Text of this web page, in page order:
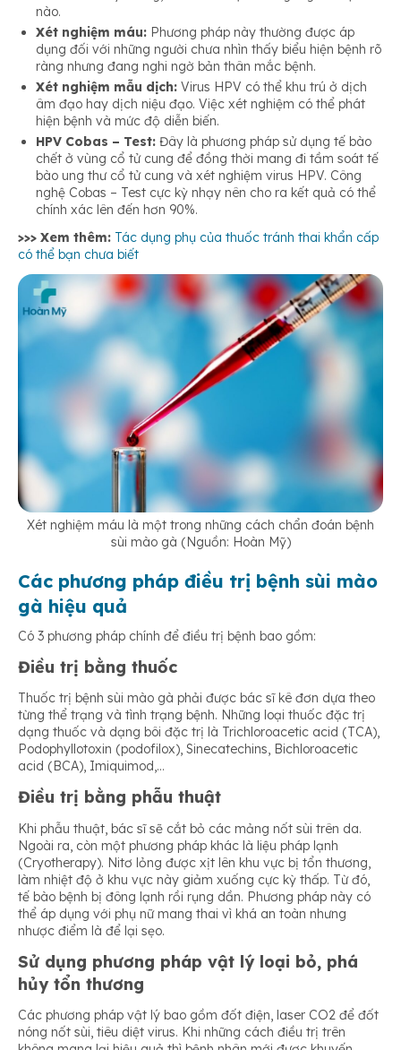
nào.
Xét nghiệm máu: Phương pháp này thường được áp
dụng đối với những người chưa nhìn thấy biểu hiện bệnh rõ
ràng nhưng đang nghi ngờ bản thân mắc bệnh.
Xét nghiệm mẫu dịch: Virus HPV có thể khu trú ở dịch
âm đạo hay dịch niệu đạo. Việc xét nghiệm có thể phát
hiện bệnh và mức độ diễn biến.
HPV Cobas – Test: Đây là phương pháp sử dụng tế bào
chết ở vùng cổ tử cung để đồng thời mang đi tầm soát tế
bào ung thư cổ tử cung và xét nghiệm virus HPV. Công
nghệ Cobas – Test cực kỳ nhạy nên cho ra kết quả có thể
chính xác lên đến hơn 90%.
>>> Xem thêm: Tác dụng phụ của thuốc tránh thai khẩn cấp
có thể bạn chưa biết
Xét nghiệm máu là một trong những cách chẩn đoán bệnh
sùi mào gà (Nguồn: Hoàn Mỹ)
Các phương pháp điều trị bệnh sùi mào
gà hiệu quả
Có 3 phương pháp chính để điều trị bệnh bao gồm:
Điều trị bằng thuốc
Thuốc trị bệnh sùi mào gà phải được bác sĩ kê đơn dựa theo
từng thể trạng và tình trạng bệnh. Những loại thuốc đặc trị
dạng thuốc và dạng bôi đặc trị là Trichloroacetic acid (TCA),
Podophyllotoxin (podofilox), Sinecatechins, Bichloroacetic
acid (BCA), Imiquimod,…
Điều trị bằng phẫu thuật
Khi phẫu thuật, bác sĩ sẽ cắt bỏ các mảng nốt sùi trên da.
Ngoài ra, còn một phương pháp khác là liệu pháp lạnh
(Cryotherapy). Nitơ lỏng được xịt lên khu vực bị tổn thương,
làm nhiệt độ ở khu vực này giảm xuống cực kỳ thấp. Từ đó,
tế bào bệnh bị đông lạnh rồi rụng dần. Phương pháp này có
thể áp dụng với phụ nữ mang thai vì khá an toàn nhưng
nhược điểm là để lại sẹo.
Sử dụng phương pháp vật lý loại bỏ, phá
hủy tổn thương
Các phương pháp vật lý bao gồm đốt điện, laser CO2 để đốt
nóng nốt sùi, tiêu diệt virus. Khi những cách điều trị trên